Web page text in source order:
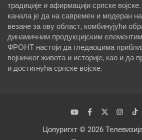
традиције и афирмацији српске
канала је да на савремен и модеран
везане за ову област, комбинујући
динамичним продукцијским
ФРОНТ настоји да гледаоцима
војничког живота и историје, као и да
и достигнућа српске војске.
Цопyригхт © 2026